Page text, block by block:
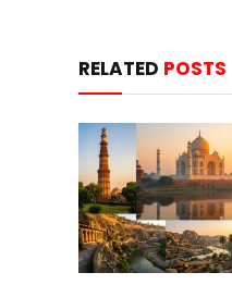
RELATED POSTS